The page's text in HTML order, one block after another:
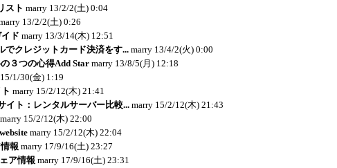
スト marry 13/2/2(土) 0:04
13/2/2(土) 0:26
ド marry 13/3/14(木) 12:51
でクレジットカード決済をす...marry 13/4/2(火) 0:00
３つの心得Add Star marry 13/8/5(月) 12:18
15/1/30(金) 1:19
marry 15/2/12(木) 21:41
イト：レンタルサーバー比較...marry 15/2/12(木) 21:43
marry 15/2/12(木) 22:00
marry 15/2/12(木) 22:04
報 marry 17/9/16(土) 23:27
ア情報 marry 17/9/16(土) 23:31